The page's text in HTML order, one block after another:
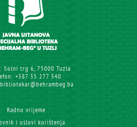
Solni trg 6, 75000 Tuzla
+387 35 277 340
Radno vrijeme
i uslovi korištenja